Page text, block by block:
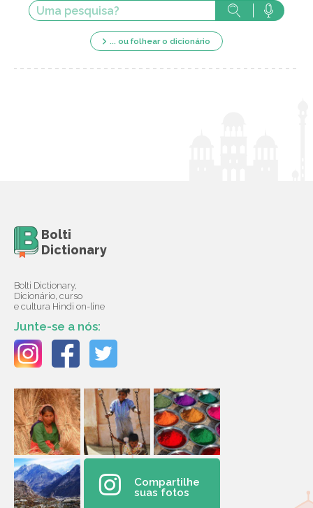
... ou folhear o dicionário
Bolti
Dictionary
Bolti Dictionary,
Dicionário, curso
e cultura Hindi on-line
Junte-se a nós:
Compartilhe
suas fotos